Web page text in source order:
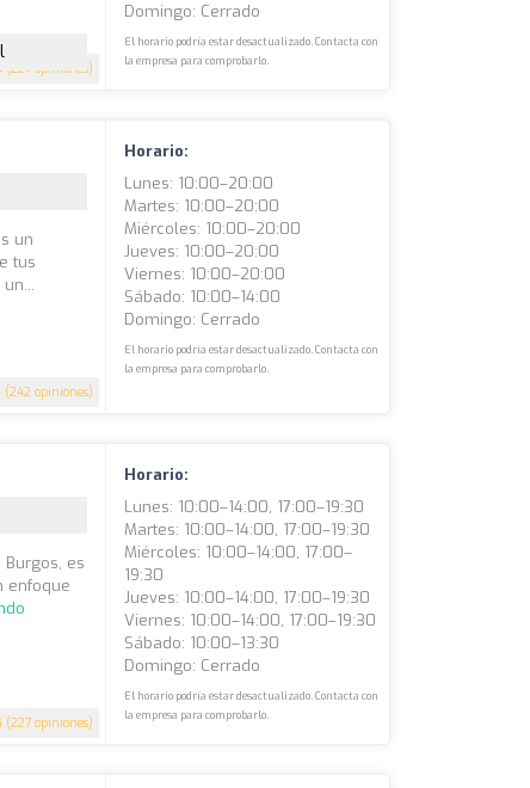
(227 opiniones)
Domingo: Cerrado
El horario podría estar desactualizado. Contacta con
la empresa para comprobarlo.
(242 opiniones)
un
tus
Horario:
Lunes: 10:00–20:00
Martes: 10:00–20:00
Miércoles: 10:00–20:00
Jueves: 10:00–20:00
Viernes: 10:00–20:00
Sábado: 10:00–14:00
Domingo: Cerrado
El horario podría estar desactualizado. Contacta con
la empresa para comprobarlo.
(227 opiniones)
es
enfoque
Horario:
Lunes: 10:00–14:00, 17:00–19:30
Martes: 10:00–14:00, 17:00–19:30
Miércoles: 10:00–14:00, 17:00–
19:30
Jueves: 10:00–14:00, 17:00–19:30
Viernes: 10:00–14:00, 17:00–19:30
Sábado: 10:00–13:30
Domingo: Cerrado
El horario podría estar desactualizado. Contacta con
la empresa para comprobarlo.